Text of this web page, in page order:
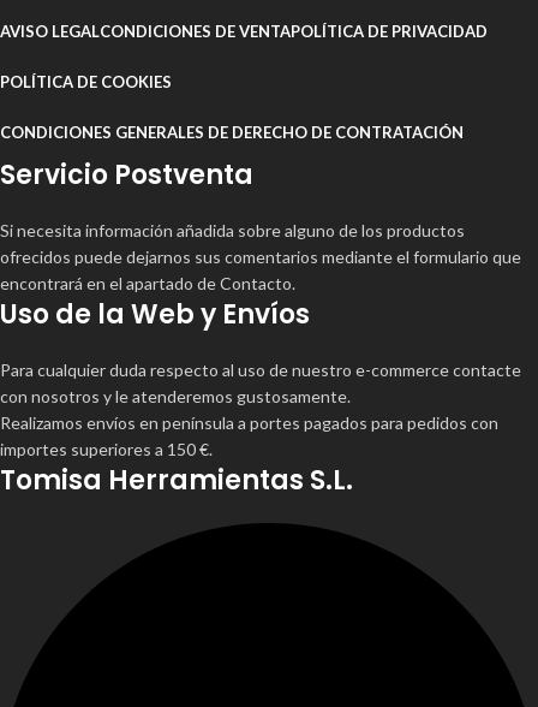
AVISO LEGALCONDICIONES DE VENTAPOLÍTICA DE PRIVACIDAD
POLÍTICA DE COOKIES
CONDICIONES GENERALES DE DERECHO DE CONTRATACIÓN
Servicio Postventa
Si necesita información añadida sobre alguno de los productos
ofrecidos puede dejarnos sus comentarios mediante el formulario que
encontrará en el apartado de Contacto.
Uso de la Web y Envíos
Para cualquier duda respecto al uso de nuestro e-commerce contacte
con nosotros y le atenderemos gustosamente.
Realizamos envíos en península a portes pagados para pedidos con
importes superiores a 150 €.
Tomisa Herramientas S.L.